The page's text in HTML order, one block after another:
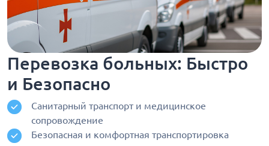
Перевозка больных: Быстро
и Безопасно
Санитарный транспорт и медицинское
сопровождение
Безопасная и комфортная транспортировка